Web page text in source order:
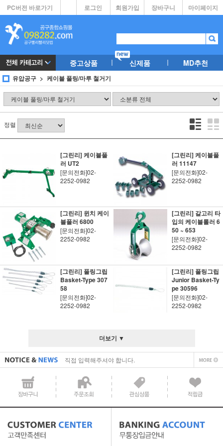
PC버전 바로가기 마이페이지
장바구니
회원가입
로그인
중고상품 신제품 MD추천
유압공구 케이블 풀링/마루 철거기
정렬
[그린리] 케이블풀
러 UT2
[문의전화]02-
2252-0982
[그린리] 케이블풀
러 11147
[문의전화]02-
2252-0982
[그린리] 윈치 케이
블풀러 6800
[문의전화]02-
2252-0982
[그린리] 갈고리 타
입의 케이블롤러 6
50 ~ 653
[문의전화]02-
2252-0982
[그린리] 풀링그립
Basket-Type 307
58
[문의전화]02-
2252-0982
[그린리] 풀링그립
Junior Basket-Ty
pe 30596
[문의전화]02-
2252-0982
더보기 ▼
직접 입력해주셔야 합니다.
공지사항 텍스트1